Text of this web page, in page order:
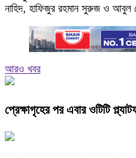
নাহিদ, হাফিজুর রহমান সুরুজ ও আবুল
আরও খবর
প্রেক্ষাগৃহের পর এবার ওটিটি